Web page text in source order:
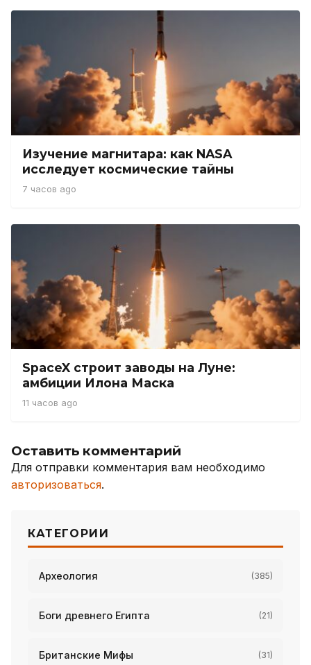
Изучение магнитара: как NASA
исследует космические тайны
7 часов ago
SpaceX строит заводы на Луне:
амбиции Илона Маска
11 часов ago
Оставить комментарий
Для отправки комментария вам необходимо
авторизоваться.
КАТЕГОРИИ
Археология (385)
Боги древнего Египта (21)
Британские Мифы (31)